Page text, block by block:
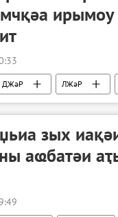
ДЖәР ЛЖәР
арратә операциа ҷыда
зых
аҩбатәи